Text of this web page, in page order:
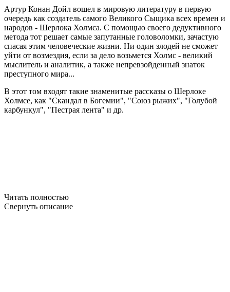
Артур Конан Дойл вошел в мировую литературу в первую
очередь как создатель самого Великого Сыщика всех времен и
народов - Шерлока Холмса. C помощью своего дедуктивного
метода тот решает самые запутанные головоломки, зачастую
спасая этим человеческие жизни. Ни один злодей не сможет
уйти от возмездия, если за дело возьмется Холмс - великий
мыслитель и аналитик, а также непревзойденный знаток
преступного мира...
В этот том входят такие знаменитые рассказы о Шерлоке
Холмсе, как "Скандал в Богемии", "Союз рыжих", "Голубой
карбункул", "Пестрая лента" и др.
Читать полностью
Свернуть описание